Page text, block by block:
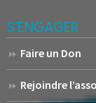
S’ENGAGER
Faire un Don
Rejoindre